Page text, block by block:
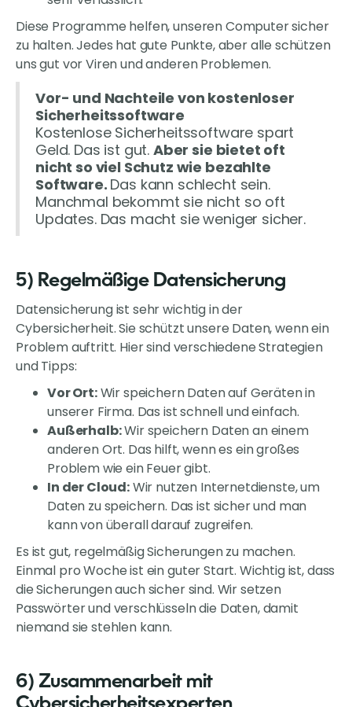
Diese Programme helfen, unseren Computer sicher
zu halten. Jedes hat gute Punkte, aber alle schützen
uns gut vor Viren und anderen Problemen.
Vor- und Nachteile von kostenloser
Sicherheitssoftware
Kostenlose Sicherheitssoftware spart
Geld. Das ist gut. Aber sie bietet oft
nicht so viel Schutz wie bezahlte
Software. Das kann schlecht sein.
Manchmal bekommt sie nicht so oft
Updates. Das macht sie weniger sicher.
5) Regelmäßige Datensicherung
Datensicherung ist sehr wichtig in der
Cybersicherheit. Sie schützt unsere Daten, wenn ein
Problem auftritt. Hier sind verschiedene Strategien
und Tipps:
Vor Ort:Wir speichern Daten auf Geräten in
unserer Firma. Das ist schnell und einfach.
Außerhalb:Wir speichern Daten an einem
anderen Ort. Das hilft, wenn es ein großes
Problem wie ein Feuer gibt.
In der Cloud:Wir nutzen Internetdienste, um
Daten zu speichern. Das ist sicher und man
kann von überall darauf zugreifen.
Es ist gut, regelmäßig Sicherungen zu machen.
Einmal pro Woche ist ein guter Start. Wichtig ist, dass
die Sicherungen auch sicher sind. Wir setzen
Passwörter und verschlüsseln die Daten, damit
niemand sie stehlen kann.
6) Zusammenarbeit mit